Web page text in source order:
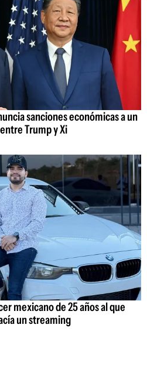
sanciones económicas a un
Trump y Xi
mexicano de 25 años al que
un streaming